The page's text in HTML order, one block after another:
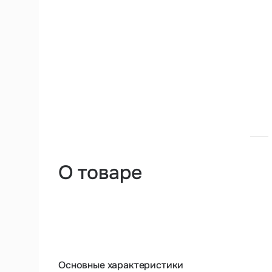
О товаре
Основные характеристики